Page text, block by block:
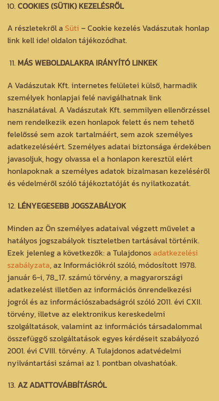
COOKIES (SÜTIK) KEZELÉSRŐL
A részletekről a Süti – Cookie kezelés Vadászutak honlap
link kell ide! oldalon tájékozódhat.
MÁS WEBOLDALAKRA IRÁNYÍTÓ LINKEK
A Vadászutak Kft. internetes felületei külső, harmadik
személyek honlapjai felé navigálhatnak link
használatával. A Vadászutak Kft. semmilyen ellenőrzéssel
nem rendelkezik ezen honlapok felett és nem tehető
felelőssé sem azok tartalmáért, sem azok személyes
adatkezeléséért. Személyes adatai biztonsága érdekében
javasoljuk, hogy olvassa el a honlapon keresztül elért
honlapoknak a személyes adatok bizalmasan kezeléséről
és védelméről szóló tájékoztatóját és nyilatkozatát.
LÉNYEGESEBB JOGSZABÁLYOK
Minden az Ön személyes adataival végzett művelet a
hatályos jogszabályok tiszteletben tartásával történik.
Ezek jelenleg a következők: a Tulajdonosadatkezelési
szabályzata, az Információkról szóló, módosított 1978.
január 6-i, 78_17. számú törvény, a magyarországi
adatkezelést illetően az információs önrendelkezési
jogról és az információszabadságról szóló 2011. évi CXII.
törvény, illetve az elektronikus kereskedelmi
szolgáltatások, valamint az információs társadalommal
összefüggő szolgáltatások egyes kérdéseit szabályozó
2001. évi CVIII. törvény. A Tulajdonos adatvédelmi
nyilvántartási számai az 1. pontban olvashatóak.
AZ ADATTOVÁBBÍTÁSRÓL